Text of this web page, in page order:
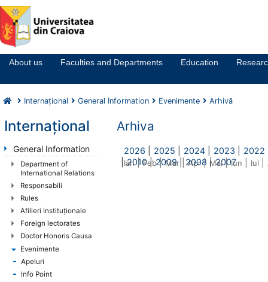
Notă:
Acest
website
un
sistem
accesibilitate.
About us Faculties and Departments Education
Internaţional General Information Evenimente Arhivă
Internaţional
General Information
Department of
International Relations
Responsabili
Rules
Afilieri Instituţionale
Foreign lectorates
Doctor Honoris Causa
Evenimente
Apeluri
Info Point
Arhiva
2026 2025 2024 2023 2022
2010| 2009| 2008 | 2007
Ian| Feb| Mar Apr| Mai| Iun Iul